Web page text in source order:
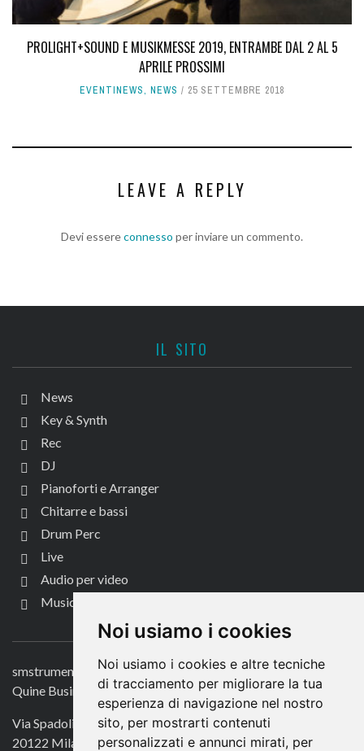
Noi usiamo i cookies
Noi usiamo i cookies e altre tecniche
di tracciamento per migliorare la tua
esperienza di navigazione nel nostro
sito, per mostrarti contenuti
personalizzati e annunci mirati, per
PROLIGHT+SOUND E MUSIKMESSE 2019, ENTRAMBE DAL 2 AL 5
APRILE PROSSIMI
EVENTINEWS, NEWS 25 SETTEMBRE 2018
LEAVE A REPLY
Devi essereconnesso per inviare un commento.
IL SITO
News
Key & Synth
Rec
DJ
Pianoforti e Arranger
Chitarre e bassi
Drum Perc
Live
Audio per video
Music Life
CONTATTACI
smstrumentimusicali.it
Quine Business Publisher
Via Spadolini 7
20122 Milano